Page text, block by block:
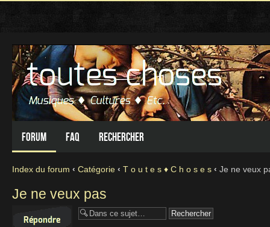
Forum FAQ Rechercher
Index du forum ‹ Catégorie ‹ T o u t e s ♦ C h o s e s ‹ Je ne veux
Je ne veux pas